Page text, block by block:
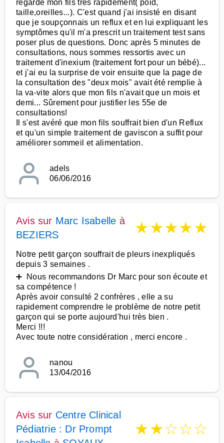
regardé mon fils très rapidement( poid,
taille,oreilles...). C'est quand j'ai insisté en disant
que je soupçonnais un reflux et en lui expliquant les
symptômes qu'il m'a prescrit un traitement test sans
poser plus de questions. Donc après 5 minutes de
consultations, nous sommes ressortis avec un
traitement d'inexium (traitement fort pour un bébé)...
et j'ai eu la surprise de voir ensuite que la page de
la consultation des "deux mois" avait été remplie à
la va-vite alors que mon fils n'avait que un mois et
demi... Sûrement pour justifier les 55e de
consultations!
Il s'est avéré que mon fils souffrait bien d'un Reflux
et qu'un simple traitement de gaviscon a suffit pour
améliorer sommeil et alimentation.
adels
06/06/2016
Avis sur Marc Isabelle à
BEZIERS
★★★★★
Notre petit garçon souffrait de pleurs inexpliqués
depuis 3 semaines .
➕ Nous recommandons Dr Marc pour son écoute et
sa compétence !
Après avoir consulté 2 confrères , elle a su
rapidement comprendre le problème de notre petit
garçon qui se porte aujourd'hui très bien .
Merci !!!
Avec toute notre considération , merci encore .
nanou
13/04/2016
Avis sur Centre Clinical
Pédiatrie : Dr Prompt
★★☆☆☆